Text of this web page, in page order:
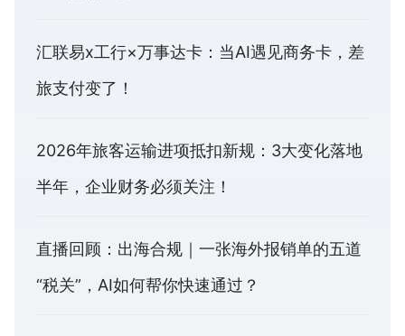
汇联易x工行×万事达卡：当AI遇见商务卡，差
旅支付变了！
2026年旅客运输进项抵扣新规：3大变化落地
半年，企业财务必须关注！
直播回顾：出海合规｜一张海外报销单的五道
“税关”，AI如何帮你快速通过？